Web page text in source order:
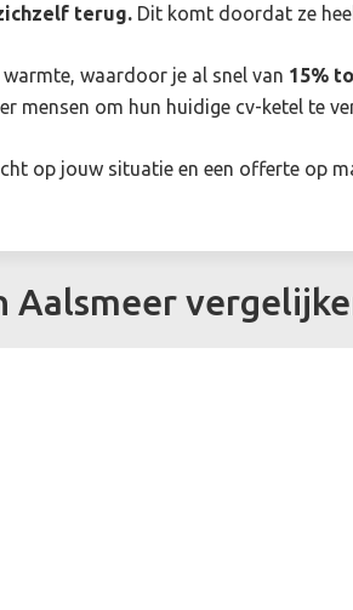
terug. Dit komt doordat ze
waardoor je al snel van 15%
mensen om hun huidige cv-ketel te
op jouw situatie en een offerte op